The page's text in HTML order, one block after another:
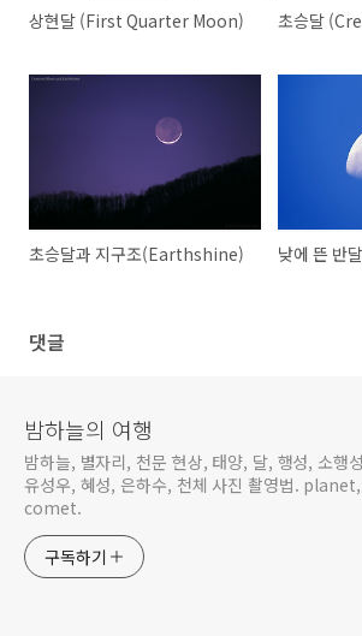
상현달 (First Quarter Moon) 초승달
초승달과 지구조(Earthshine) 낮에 뜬 반달
댓글
밤하늘의 여행
밤하늘, 별자리, 천문 현상, 태양, 달, 행성, 소행
유성우, 혜성, 은하수, 천체 사진 촬영법. planet,
comet.
구독하기